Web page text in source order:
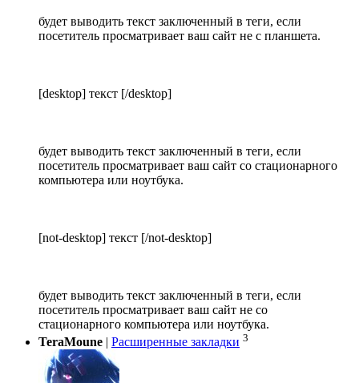
будет выводить текст заключенный в теги, если
посетитель просматривает ваш сайт не с планшета.
[desktop] текст [/desktop]
будет выводить текст заключенный в теги, если
посетитель просматривает ваш сайт со стационарного
компьютера или ноутбука.
[not-desktop] текст [/not-desktop]
будет выводить текст заключенный в теги, если
посетитель просматривает ваш сайт не со
стационарного компьютера или ноутбука.
TeraMoune
Расширенные закладки 3